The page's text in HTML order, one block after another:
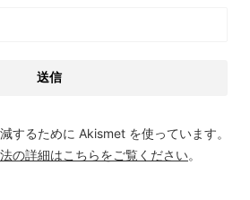
するために Akismet を使っています。
の詳細はこちらをご覧ください。